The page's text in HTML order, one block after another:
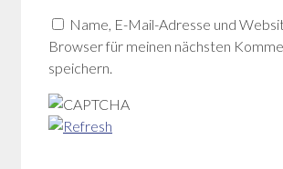
Name, E-Mail-Adresse und
Browser für meinen nächsten
speichern.